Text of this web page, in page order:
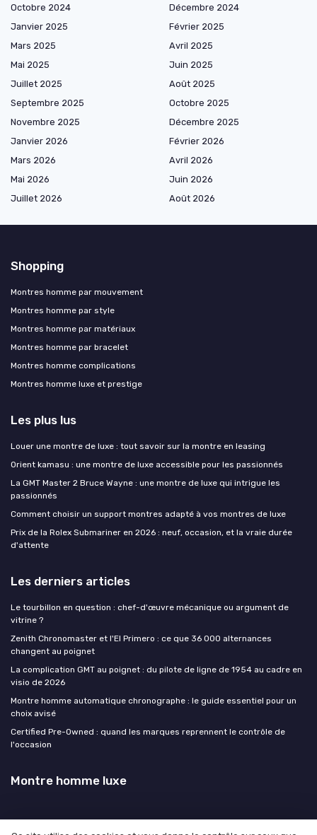
Octobre 2024
Décembre 2024
Janvier 2025
Février 2025
Mars 2025
Avril 2025
Mai 2025
Juin 2025
Juillet 2025
Août 2025
Septembre 2025
Octobre 2025
Novembre 2025
Décembre 2025
Janvier 2026
Février 2026
Mars 2026
Avril 2026
Mai 2026
Juin 2026
Juillet 2026
Août 2026
Shopping
Montres homme par mouvement
Montres homme par style
Montres homme par matériaux
Montres homme par bracelet
Montres homme complications
Montres homme luxe et prestige
Les plus lus
Louer une montre de luxe : tout savoir sur la montre en leasing
Orient kamasu : une montre de luxe accessible pour les passionnés
La GMT Master 2 Bruce Wayne : une montre de luxe qui intrigue les
passionnés
Comment choisir un support montres adapté à vos montres de luxe
Prix de la Rolex Submariner en 2026 : neuf, occasion, et la vraie durée
d'attente
Les derniers articles
Le tourbillon en question : chef-d'œuvre mécanique ou argument de
vitrine ?
Zenith Chronomaster et l'El Primero : ce que 36 000 alternances
changent au poignet
La complication GMT au poignet : du pilote de ligne de 1954 au cadre en
visio de 2026
Montre homme automatique chronographe : le guide essentiel pour un
choix avisé
Certified Pre-Owned : quand les marques reprennent le contrôle de
l'occasion
Montre homme luxe